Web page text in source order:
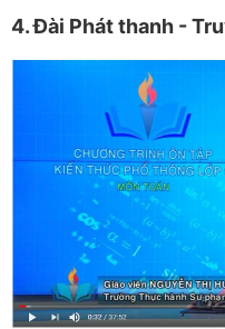
4. Đài Phát thanh -